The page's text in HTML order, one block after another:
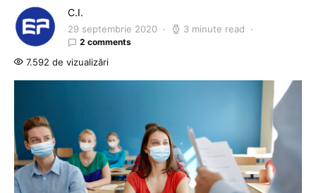
C.I.
29 septembrie 2020 3 minute read
2 comments
7.592 de vizualizări